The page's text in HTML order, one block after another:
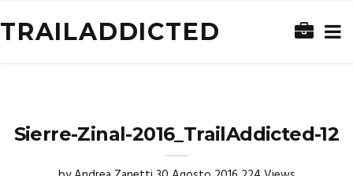
TRAILADDICTED
Sierre-Zinal-2016_TrailAddicted-12